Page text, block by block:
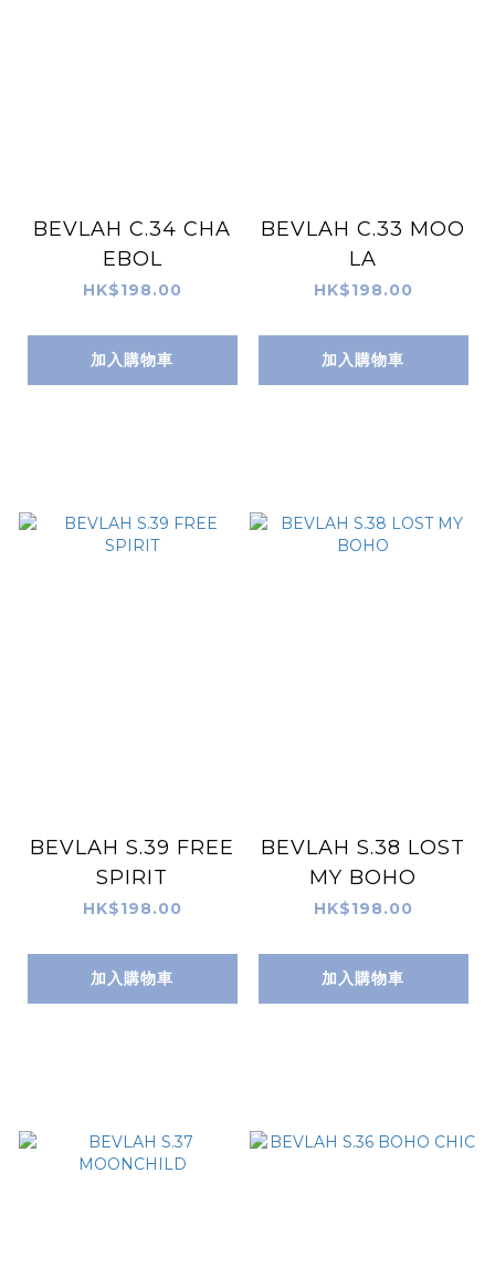
BEVLAH C.34 CHA
EBOL
HK$198.00
加入購物車
BEVLAH C.33 MOO
LA
HK$198.00
加入購物車
BEVLAH S.39 FREE
SPIRIT
HK$198.00
加入購物車
BEVLAH S.38 LOST
MY BOHO
HK$198.00
加入購物車